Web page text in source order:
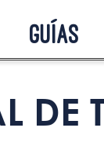
Guías